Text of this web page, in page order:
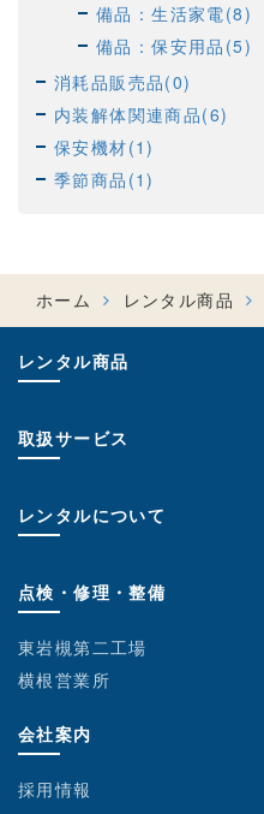
備品：生活家電(8)
備品：保安用品(5)
消耗品販売品(0)
内装解体関連商品(6)
保安機材(1)
季節商品(1)
ホーム レンタル商品
レンタル商品
取扱サービス
レンタルについて
点検・修理・整備
東岩槻第二工場
横根営業所
会社案内
採用情報